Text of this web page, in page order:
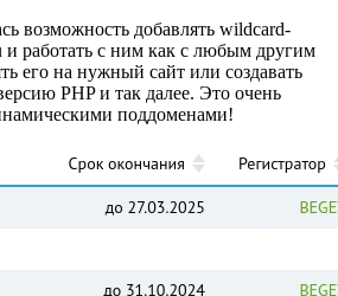
возможность добавлять wildcard-
и работать с ним как с любым другим
его на нужный сайт или создавать
PHP и так далее. Это очень
поддоменами!